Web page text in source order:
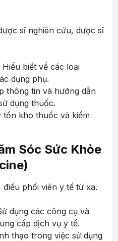
sĩ nghiên cứu, dược sĩ
biết về các loại
dụng phụ.
thông tin và hướng dẫn
dụng thuốc.
tồn kho thuốc và kiểm
Sóc Sức Khỏe
phối viên y tế từ xa.
dụng các công cụ và
cấp dịch vụ y tế.
thạo trong việc sử dụng